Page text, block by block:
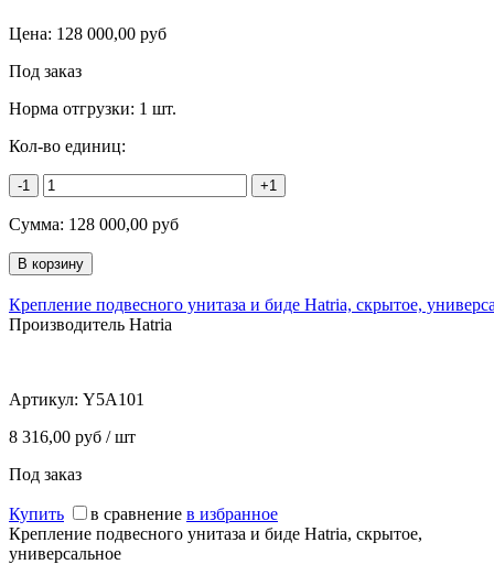
Цена: 128 000,00 руб
Под заказ
Норма отгрузки: 1 шт.
Кол-во единиц:
-1 +1
Сумма: 128 000,00 руб
Крепление подвесного унитаза и биде Hatria, скрытое,
Производитель Hatria
Артикул: Y5A101
8 316,00 руб / шт
Под заказ
Купить в сравнение в избранное
Крепление подвесного унитаза и биде Hatria, скрытое,
универсальное